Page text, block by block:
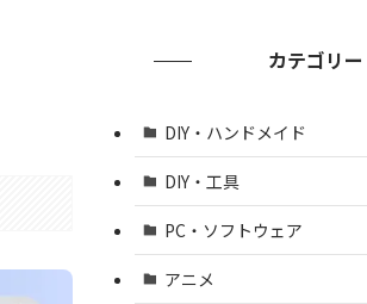
カテゴリー
DIY・ハンドメイド
DIY・工具
PC・ソフトウェア
アニメ